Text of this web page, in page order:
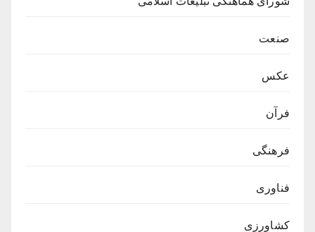
صنعت
عکس
فرآن
فرهنگی
فناوری
کشاورزی